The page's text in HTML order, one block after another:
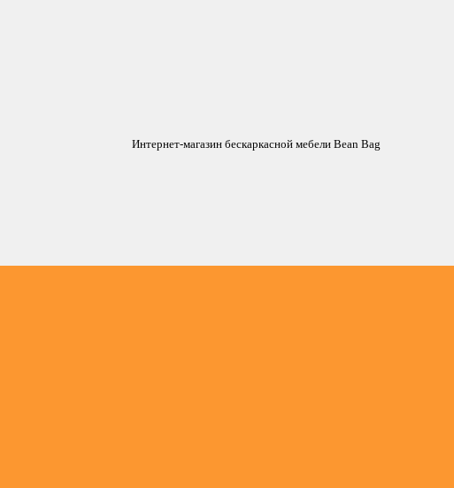
Интернет-магазин бескаркасной мебели Bean Bag